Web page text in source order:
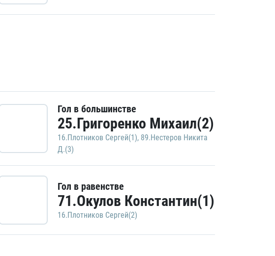
Гол в большинстве
25.Григоренко Михаил(2)
16.Плотников Сергей(1), 89.Нестеров Никита
Д.(3)
Гол в равенстве
71.Окулов Константин(1)
16.Плотников Сергей(2)